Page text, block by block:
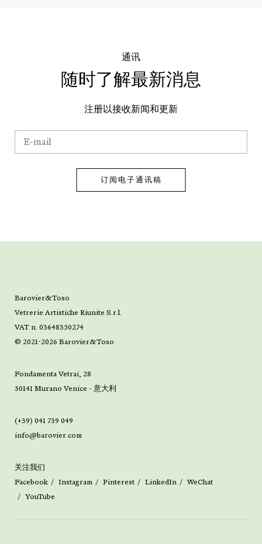
通讯
随时了解最新消息
注册以接收新闻和更新
Barovier&Toso
Vetrerie Artistiche Riunite S.r.l.
VAT n. 03648350274
© 2021-2026 Barovier&Toso
Fondamenta Vetrai, 28
30141 Murano Venice - 意大利
(+39) 041 739 049
info@barovier.com
关注我们
Facebook
Instagram Pinterest LinkedIn
WeChat
YouTube